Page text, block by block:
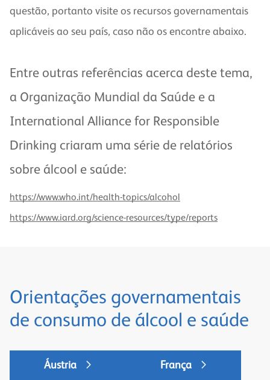
questão, portanto visite os recursos governamentais
aplicáveis ao seu país, caso não os encontre abaixo.
Entre outras referências acerca deste tema,
a Organização Mundial da Saúde e a
International Alliance for Responsible
Drinking criaram uma série de relatórios
sobre álcool e saúde:
https://www.who.int/health-topics/alcohol
https://www.iard.org/science-resources/type/reports
Orientações governamentais
de consumo de álcool e saúde
Áustria França